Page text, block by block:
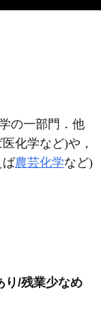
の一部門．他
化学など)や，
ば農芸化学など)
り/残業少なめ